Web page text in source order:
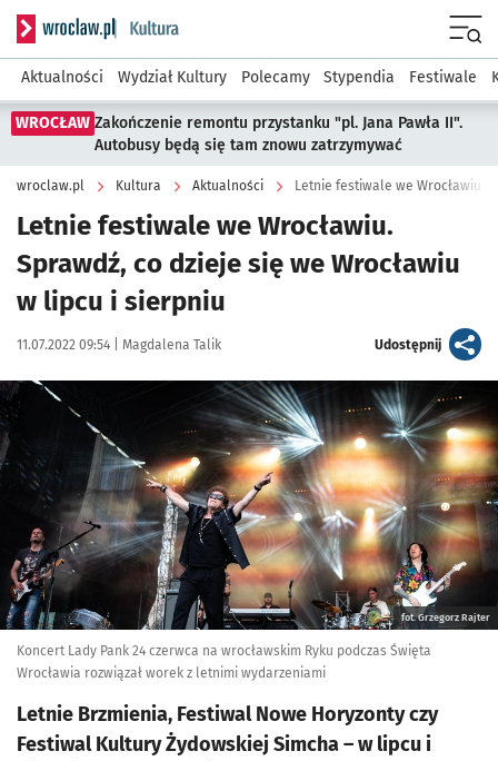
Serwis informacyjny wroclaw.pl podserwis: Kultura
Aktualności Wydział Kultury Polecamy Stypendia Festiwale
WROCŁAW Zakończenie remontu przystanku "pl. Jana Pawła II".
Autobusy będą się tam znowu zatrzymywać
wroclaw.pl Kultura Aktualności
Letnie festiwale we Wrocławiu.
Sprawdź, co dzieje się we Wrocławiu
w lipcu i sierpniu
Data publikacji:
11.07.2022 09:54 | Autor:
Magdalena Talik Udostępnijartykuł
Kliknij, aby powiększyć
fot. Grzegorz Rajter
Koncert Lady Pank 24 czerwca na wrocławskim Ryku podczas Święta
Wrocławia rozwiązał worek z letnimi wydarzeniami
Letnie Brzmienia, Festiwal Nowe Horyzonty czy
Festiwal Kultury Żydowskiej Simcha – w lipcu i